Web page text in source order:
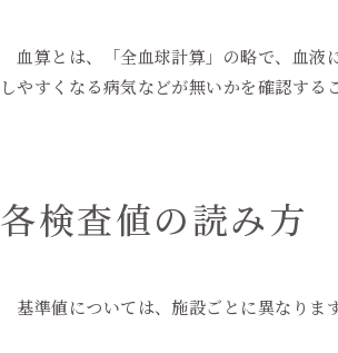
血算とは、「全血球計算」の略で、血液
しやすくなる病気などが無いかを確認する
各検査値の読み方
基準値については、施設ごとに異なりま